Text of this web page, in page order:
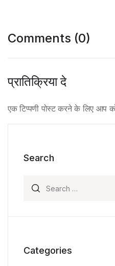
Comments (0)
प्रातिक्रिया दे
एक टिप्पणी पोस्ट करने के लिए आप
Search
Categories